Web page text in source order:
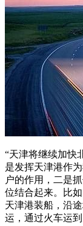
“天津将继续加快
是发挥天津港作
户的作用，二是
位结合起来。比
天津港装船，沿
运，通过火车运到